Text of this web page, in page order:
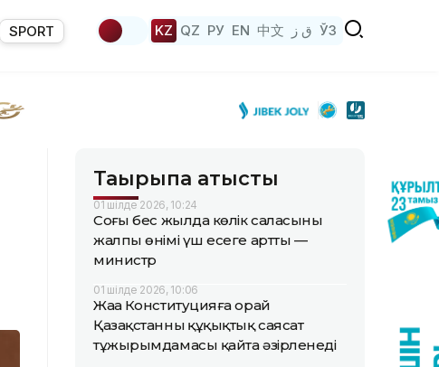
SPORT KZ QZ РУ EN 中文 ق ز ЎЗ
Тақырыпқа қатысты
01 шілде 2026, 10:24
Соңғы бес жылда көлік саласының
жалпы өнімі үш есеге артты —
министр
01 шілде 2026, 10:06
Жаңа Конституцияға орай
Қазақстанның құқықтық саясат
тұжырымдамасы қайта әзірленеді